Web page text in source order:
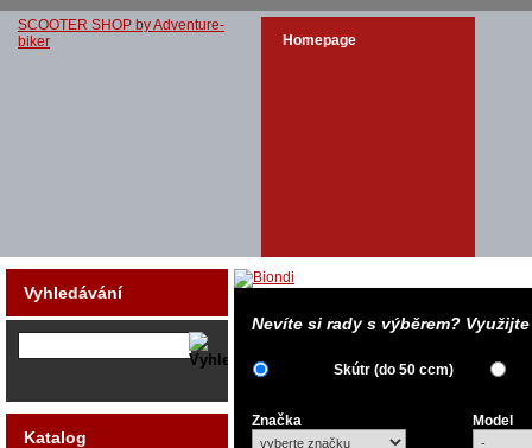
SCOOTER SHOP by Adventure-
biker
Homepage
Nevíte si rady s výběrem?
Skútr (do 50 ccm)
Značka Model
Vyhledávání
Katalog